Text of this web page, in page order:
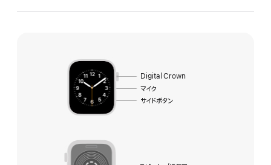
Digital Crown
マイク
サイドボタン